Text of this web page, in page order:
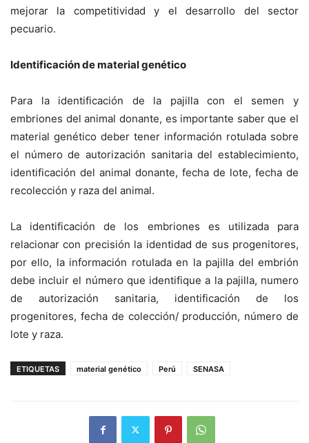
mejorar la competitividad y el desarrollo del sector
pecuario.
Identificación de material genético
Para la identificación de la pajilla con el semen y
embriones del animal donante, es importante saber que el
material genético deber tener información rotulada sobre
el número de autorización sanitaria del establecimiento,
identificación del animal donante, fecha de lote, fecha de
recolección y raza del animal.
La identificación de los embriones es utilizada para
relacionar con precisión la identidad de sus progenitores,
por ello, la información rotulada en la pajilla del embrión
debe incluir el número que identifique a la pajilla, numero
de autorización sanitaria, identificación de los
progenitores, fecha de colección/ producción, número de
lote y raza.
ETIQUETAS material genético Perú SENASA